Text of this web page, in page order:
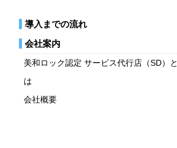
導入までの流れ
会社案内
美和ロック認定 サービス代行店（SD）と
は
会社概要